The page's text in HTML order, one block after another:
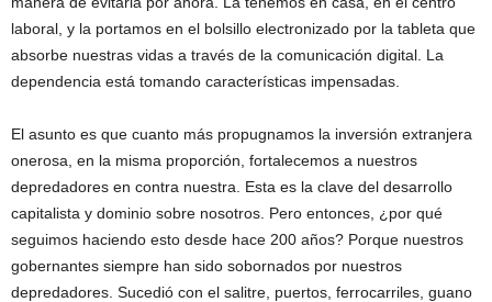
laboral, y la portamos en el bolsillo electronizado por la tableta que
absorbe nuestras vidas a través de la comunicación digital. La
dependencia está tomando características impensadas.
El asunto es que cuanto más propugnamos la inversión extranjera
onerosa, en la misma proporción, fortalecemos a nuestros
depredadores en contra nuestra. Esta es la clave del desarrollo
capitalista y dominio sobre nosotros. Pero entonces, ¿por qué
seguimos haciendo esto desde hace 200 años? Porque nuestros
gobernantes siempre han sido sobornados por nuestros
depredadores. Sucedió con el salitre, puertos, ferrocarriles, guano